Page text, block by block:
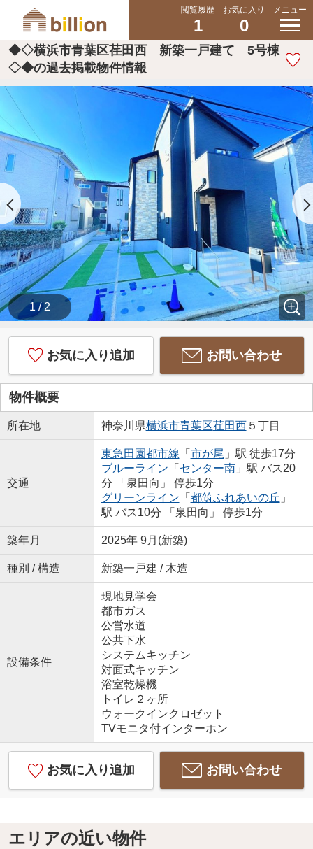
閲覧履歴
1
お気に入り
0
メニュー
◆◇横浜市青葉区荏田西 新築一戸建て 5号棟
◇◆の過去掲載物件情報
1 / 2
お気に入り追加 お問い合わせ
物件概要
所在地 神奈川県横浜市青葉区荏田西５丁目
交通
東急田園都市線 「 市が尾 」駅 徒歩17分
ブルーライン 「 センター南」駅 バス20
分 「泉田向」 停歩1分
グリーンライン 「 都筑ふれあいの丘 」
駅 バス10分 「泉田向」 停歩1分
築年月 2025年 9月(新築)
種別 / 構造 新築一戸建 / 木造
設備条件
現地見学会
都市ガス
公営水道
公共下水
システムキッチン
対面式キッチン
浴室乾燥機
トイレ２ヶ所
ウォークインクロゼット
TVモニタ付インターホン
お気に入り追加 お問い合わせ
エリアの近い物件